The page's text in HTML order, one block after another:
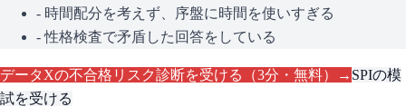
- 時間配分を考えず、序盤に時間を使いすぎる
- 性格検査で矛盾した回答をしている
データXの不合格リスク診断を受ける（3分・無料）→ SPIの模
試を受ける